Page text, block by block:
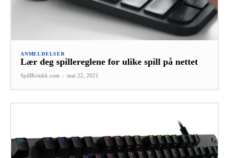
ANMELDELSER
Lær deg spillereglene for ulike spill på nettet
SpillKritikk.com - mai 22, 2021